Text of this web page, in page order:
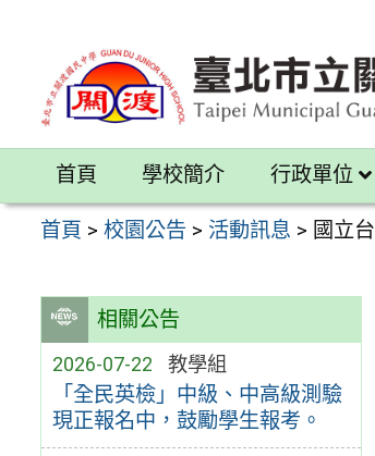
內
區
首頁 學校簡介 行政單位
首頁 >校園公告 > 活動訊息 > 國立
相關公告
2026-07-22 教學組
「全民英檢」中級、中高級測驗
現正報名中，鼓勵學生報考。